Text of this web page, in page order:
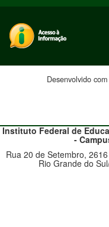
Desenvolvido
Instituto Federal de
-
Rua 20 de Setembro,
Rio Grande do